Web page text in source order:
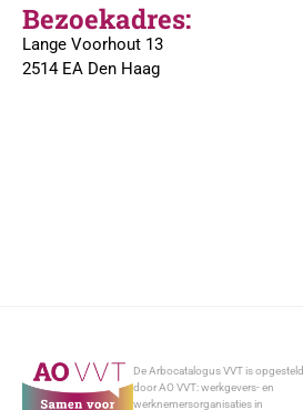
Bezoekadres:
Lange Voorhout 13
2514 EA Den Haag
De Arbocatalogus VVT is opgesteld
door AO VVT: werkgevers- en
werknemersorganisaties in